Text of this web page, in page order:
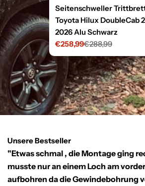
Seitenschweller
Toyota Hilux DoubleCab
2026 Alu Schwarz
Verkaufspreis
€258,99
Regulärer
Preis
€288,99
Unsere Bestseller
"Etwas schmal , die Montage ging
musste nur an einem Loch am
aufbohren da die Gewindebohrung